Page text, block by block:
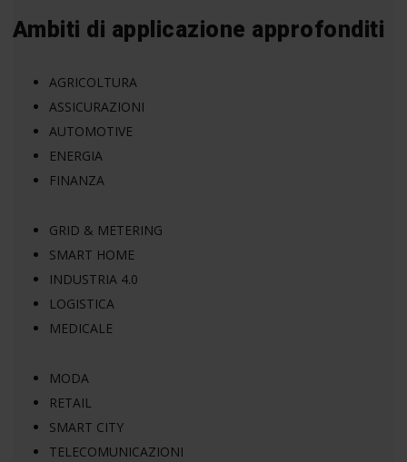
Ambiti di applicazione approfonditi
AGRICOLTURA
ASSICURAZIONI
AUTOMOTIVE
ENERGIA
FINANZA
GRID & METERING
SMART HOME
INDUSTRIA 4.0
LOGISTICA
MEDICALE
MODA
RETAIL
SMART CITY
TELECOMUNICAZIONI